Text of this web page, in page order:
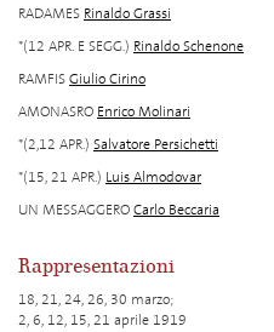
RADAMES Rinaldo Grassi
*(12 APR. E SEGG.) Rinaldo Schenone
RAMFISGiulio Cirino
AMONASRO Enrico Molinari
*(2,12 APR.) Salvatore Persichetti
*(15, 21 APR.) Luis Almodovar
UN MESSAGGEROCarlo Beccaria
Rappresentazioni
18, 21, 24, 26, 30 marzo;
2, 6, 12, 15, 21 aprile 1919